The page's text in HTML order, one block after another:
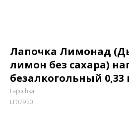
Лапочка Лимонад
лимон без сахара)
безалкогольный 0,33
Lapochka
LF07930